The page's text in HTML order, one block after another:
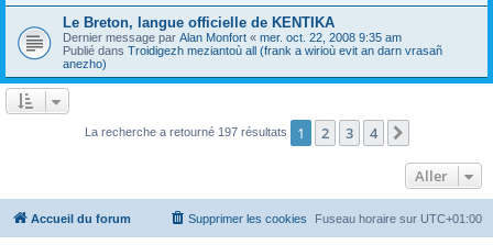
Le Breton, langue officielle de KENTIKA
Dernier message par Alan Monfort « mer. oct. 22, 2008 9:35 am
Publié dans Troidigezh meziantoù all (frank a wirioù evit an darn vrasañ
anezho)
La recherche a retourné 197 résultats 1 2 3 4
Aller
Accueil du forum Fuseau horaire sur UTC+01:00
Supprimer les cookies